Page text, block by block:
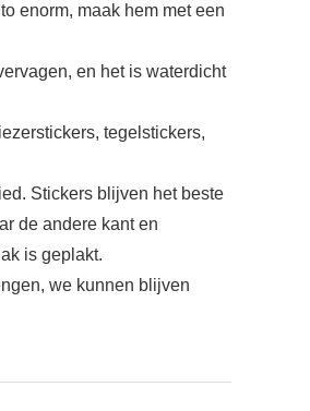
enorm, maak hem met een
en het is waterdicht
tegelstickers,
Stickers blijven het beste
de andere kant en
is geplakt.
we kunnen blijven